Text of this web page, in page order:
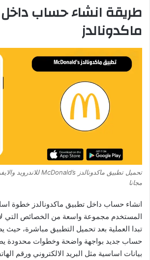
طريقة انشاء حساب
ماكدونالدز
مجانا
انشاء حساب داخل تطبيق ماكدونالدز خطوة
المستخدم مجموعة واسعة من الخصائص التي
تبدا العملية بعد تحميل التطبيق مباشرة، حيث
حساب جديد بواجهة واضحة وخطوات محدودة
بيانات اساسية مثل البريد الالكتروني ورقم